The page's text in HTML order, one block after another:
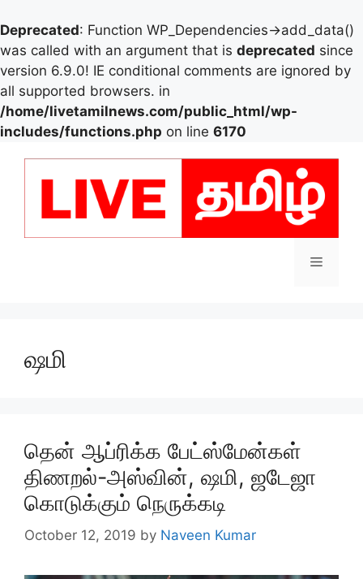
Deprecated: Function WP_Dependencies->add_data()
was called with an argument that is deprecated since
version 6.9.0! IE conditional comments are ignored by
all supported browsers. in
/home/livetamilnews.com/public_html/wp-
includes/functions.php on line 6170
Menu
ஷமி
தென் ஆப்ரிக்க பேட்ஸ்மேன்கள்
திணறல்-அஸ்வின், ஷமி, ஜடேஜா
கொடுக்கும் நெருக்கடி
October 12, 2019 by Naveen Kumar